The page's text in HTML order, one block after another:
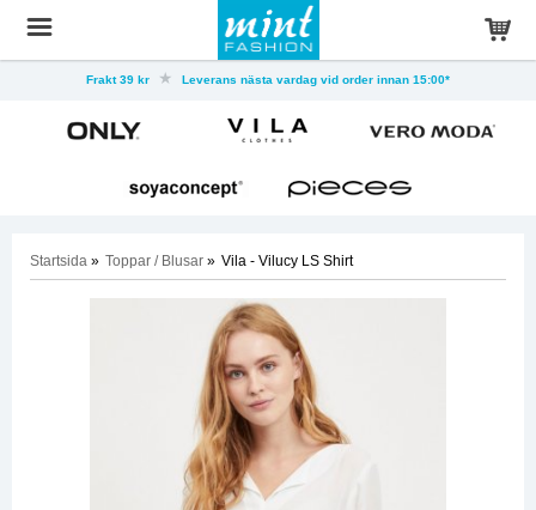
Frakt 39 kr Leverans nästa vardag vid order innan 15:00*
Startsida » Toppar / Blusar » Vila - Vilucy LS Shirt